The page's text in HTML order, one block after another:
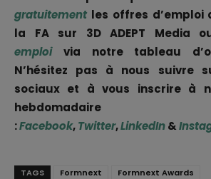
gratuitement les offres d’emploi
la FA sur 3D ADEPT Media
emploivia notre tableau
N’hésitez pas à nous suivre
sociaux et à vous inscrire à
hebdomadaire
:Facebook,Twitter,LinkedIn&
TAGS Formnext Formnext Awards